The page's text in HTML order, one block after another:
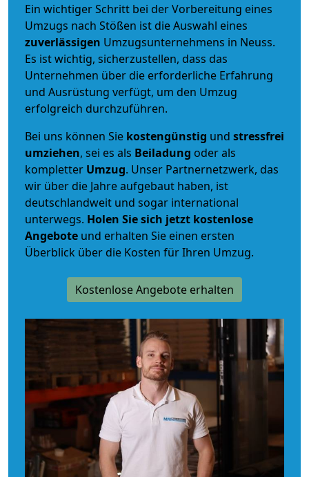
Ein wichtiger Schritt bei der Vorbereitung eines
Umzugs nach Stößen ist die Auswahl eines
zuverlässigen Umzugsunternehmens in Neuss.
Es ist wichtig, sicherzustellen, dass das
Unternehmen über die erforderliche Erfahrung
und Ausrüstung verfügt, um den Umzug
erfolgreich durchzuführen.
Bei uns können Sie kostengünstig und stressfrei
umziehen, sei es als Beiladung oder als
kompletter Umzug. Unser Partnernetzwerk, das
wir über die Jahre aufgebaut haben, ist
deutschlandweit und sogar international
unterwegs. Holen Sie sich jetzt kostenlose
Angebote und erhalten Sie einen ersten
Überblick über die Kosten für Ihren Umzug.
Kostenlose Angebote erhalten